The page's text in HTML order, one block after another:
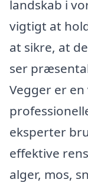
landskab i
vigtigt at
at sikre, at
ser
Vegger er
eksperter
effektive
alger, mos,